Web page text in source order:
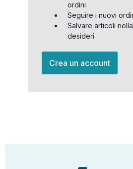
ordini
Seguire i nuovi
Salvare articoli
desideri
Crea un account